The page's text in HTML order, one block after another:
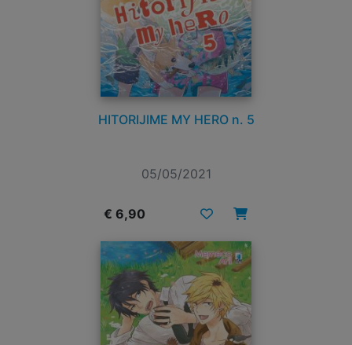
HITORIJIME MY HERO n. 5
05/05/2021
€ 6,90